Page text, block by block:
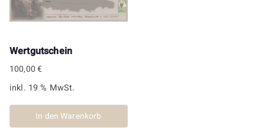
Wertgutschein
100,00€
inkl. 19 % MwSt.
In den Warenkorb